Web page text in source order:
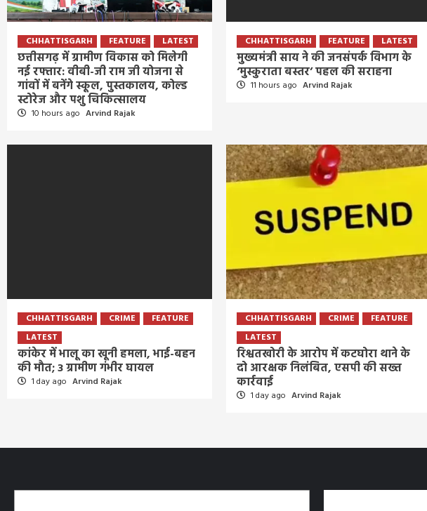
CHHATTISGARH FEATURE LATEST
छत्तीसगढ़ में ग्रामीण विकास को मिलेगी
नई रफ्तार: वीबी-जी राम जी योजना से
गांवों में बनेंगे स्कूल, पुस्तकालय, कोल्ड
स्टोरेज और पशु चिकित्सालय
10 hours ago Arvind Rajak
CHHATTISGARH FEATURE LATEST
मुख्यमंत्री साय ने की जनसंपर्क विभाग के
‘मुस्कुराता बस्तर’ पहल की सराहना
11 hours ago Arvind Rajak
CHHATTISGARH CRIME
FEATURE
LATEST
कांकेर में भालू का खूनी हमला, भाई-बहन
की मौत; 3 ग्रामीण गंभीर घायल
1 day ago Arvind Rajak
CHHATTISGARH CRIME
FEATURE
LATEST
रिश्वतखोरी के आरोप में कटघोरा थाने के
दो आरक्षक निलंबित, एसपी की सख्त
कार्रवाई
1 day ago Arvind Rajak